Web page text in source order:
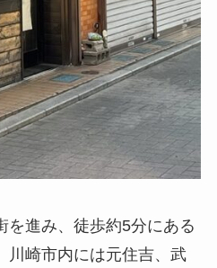
を進み、徒歩約5分にある
川崎市内には元住吉、武